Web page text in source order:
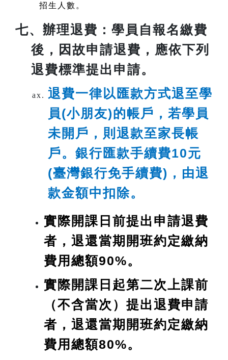
招生人數。
七、 辦理退費 ：學員自報名繳費
後，因故申請退費，應依下列
退費標準提出申請。
退費一律以匯款方式退至學
員(小朋友)的帳戶，若學員
未開戶，則退款至家長帳
戶。銀行匯款手續費10元
(臺灣銀行免手續費)，由退
款金額中扣除。
實際開課日前提出申請退費
者，退還當期開班約定繳納
費用總額90%。
實際開課日起第二次上課前
（不含當次）提出退費申請
者，退還當期開班約定繳納
費用總額80%。